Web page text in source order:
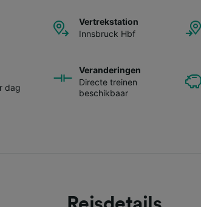
Vertrekstation
Innsbruck Hbf
dag
Veranderingen
Directe treinen
beschikbaar